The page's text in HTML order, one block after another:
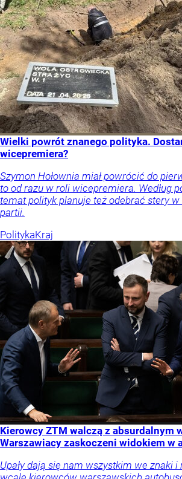
Wielki powrót znanego polityka.
wicepremiera?
Szymon Hołownia miał powrócić do
to od razu w roli wicepremiera. Według
temat polityk planuje też odebrać stery w
partii.
PolitykaKraj
Kierowcy ZTM walczą z absurdalnym
Warszawiacy zaskoczeni widokiem w
Upały dają się nam wszystkim we znaki i